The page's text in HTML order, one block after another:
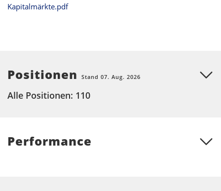
Kapitalmärkte.pdf
Positionen Stand 07. Aug. 2026
Alle Positionen: 110
Performance